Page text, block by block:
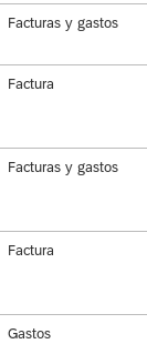
Facturas y gastos
Factura
Facturas y gastos
Factura
Gastos